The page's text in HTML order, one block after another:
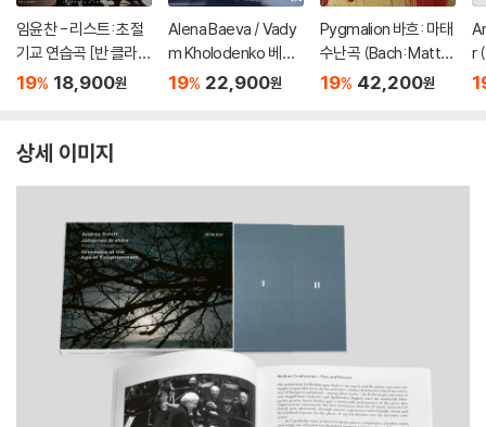
임윤찬 - 리스트: 초절
기교 연습곡 [반 클라이
번 콩쿠르 실황 녹음]
19% 18,900원
Alena Baeva / Vady
m Kholodenko 베토
벤: 바이올린 소나타 5
19% 22,900원
Pygmalion 바흐: 마태
수난곡 (Bach: Matth
aus-Passion BWV2
19% 42,200원
r
상세 이미지